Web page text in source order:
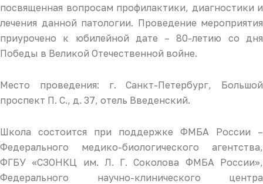
посвященная вопросам профилактики, диагностики и
лечения данной патологии. Проведение мероприятия
приурочено к юбилейной дате – 80-летию со дня
Победы в Великой Отечественной войне.
Место проведения: г. Санкт-Петербург, Большой
проспект П. С., д. 37, отель Введенский.
Школа состоится при поддержке ФМБА России –
Федерального медико-биологического агентства,
ФГБУ «СЗОНКЦ им. Л. Г. Соколова ФМБА России»,
Федерального научно-клинического центра